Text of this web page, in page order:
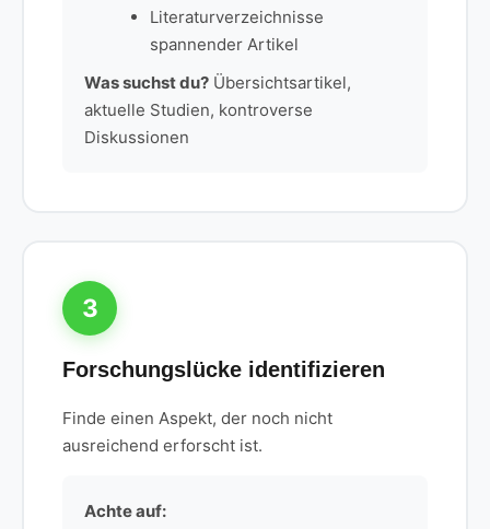
Literaturverzeichnisse
spannender Artikel
Was suchst du? Übersichtsartikel,
aktuelle Studien, kontroverse
Diskussionen
3
Forschungslücke identifizieren
Finde einen Aspekt, der noch nicht
ausreichend erforscht ist.
Achte auf: